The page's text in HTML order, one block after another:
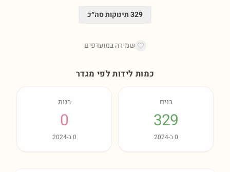
329תינוקות סה״כ
שמירה במועדפים
כמות לידות לפי מגדר
בנים
329
0ב-2024
בנות
0
0ב-2024